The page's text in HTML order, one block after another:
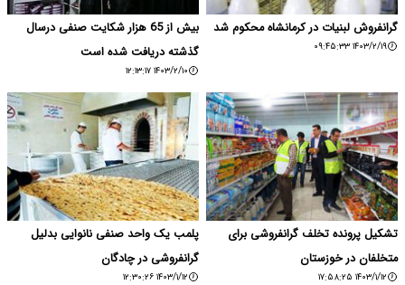
گرانفروش لبنیات در کرمانشاه محکوم شد
۱۴۰۳/۲/۱۹ ۰۹:۴۵:۳۳
بیش از 65 هزار شکایت صنفی درسال
گذشته دریافت شده است
۱۴۰۳/۲/۱۰ ۱۲:۱۳:۱۷
تشکیل پرونده تخلف گرانفروشی برای
متخلفان در خوزستان
۱۴۰۳/۱/۱۲ ۱۷:۵۸:۲۵
پلمب یک واحد صنفی نانوایی بدلیل
گرانفروشی در چادگان
۱۴۰۳/۱/۱۲ ۱۲:۳۰:۲۶